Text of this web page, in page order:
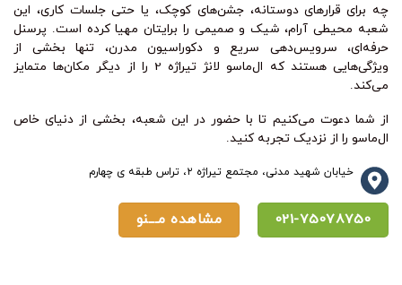
چه برای قرارهای دوستانه، جشن‌های کوچک، یا حتی جلسات کاری، این
شعبه محیطی آرام، شیک و صمیمی را برایتان مهیا کرده است. پرسنل
حرفه‌ای، سرویس‌دهی سریع و دکوراسیون مدرن، تنها بخشی از
ویژگی‌هایی هستند که ال‌ماسو لانژ تیراژه 2 را از دیگر مکان‌ها متمایز
می‌کند.
از شما دعوت می‌کنیم تا با حضور در این شعبه، بخشی از دنیای خاص
ال‌ماسو را از نزدیک تجربه کنید.
خیابان شهید مدنی، مجتمع تیراژه ۲، تراس طبقه ی چهارم
021-75078750 مشاهده مـــنو